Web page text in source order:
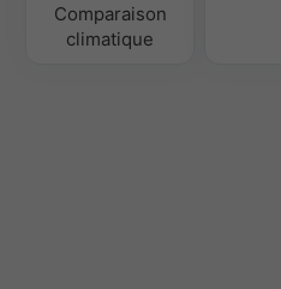
Comparaison
climatique